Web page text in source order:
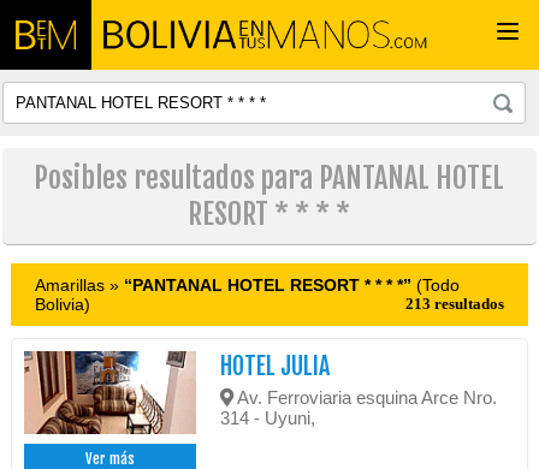
Posibles resultados para PANTANAL HOTEL
RESORT * * * *
Amarillas » “PANTANAL HOTEL RESORT * * * *” (Todo
Bolivia)
213 resultados
Ver más
HOTEL JULIA
Av. Ferroviaria esquina Arce Nro.
314 - Uyuni,